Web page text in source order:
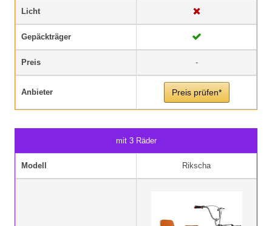
Licht
Gepäckträger
Preis -
Anbieter Preis prüfen*
mit 3 Räder
Modell Rikscha